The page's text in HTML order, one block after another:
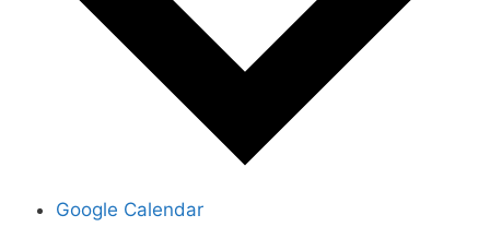
Google Calendar